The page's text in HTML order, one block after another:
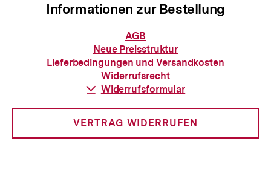
Informationen zur Bestellung
Informationen
zur
Bestellung
AGB
Neue Preisstruktur
Lieferbedingungen und Versandkosten
Widerrufsrecht
Download-
Widerrufsformular
VERTRAG WIDERRUFEN